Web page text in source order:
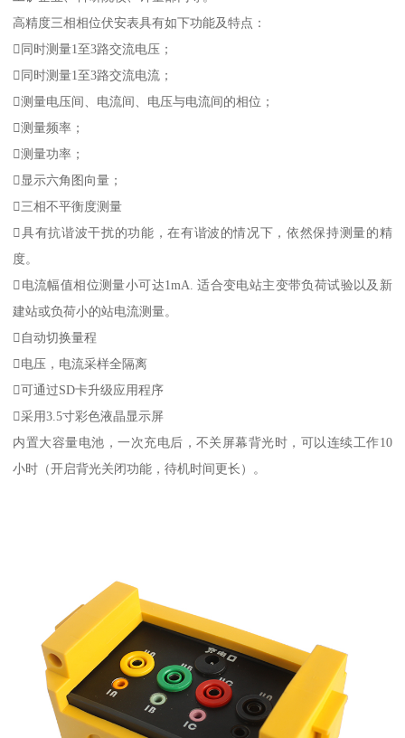
高精度三相相位伏安表具有如下功能及特点：
同时测量1至3路交流电压；
同时测量1至3路交流电流；
测量电压间、电流间、电压与电流间的相位；
测量频率；
测量功率；
显示六角图向量；
三相不平衡度测量
具有抗谐波干扰的功能，在有谐波的情况下，依然保持测量的精
度。
电流幅值相位测量小可达1mA. 适合变电站主变带负荷试验以及新
建站或负荷小的站电流测量。
自动切换量程
电压，电流采样全隔离
可通过SD卡升级应用程序
采用3.5寸彩色液晶显示屏
内置大容量电池，一次充电后，不关屏幕背光时，可以连续工作10
小时（开启背光关闭功能，待机时间更长）。